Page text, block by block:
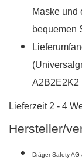
Maske und
bequemen
A2B2E2K2
Lieferzeit 2 - 4
Hersteller/
Dräger Safety AG